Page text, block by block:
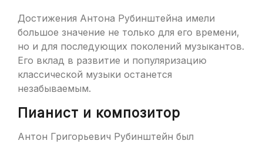
Достижения Антона Рубинштейна имели
большое значение не только для его времени,
но и для последующих поколений музыкантов.
Его вклад в развитие и популяризацию
классической музыки останется
незабываемым.
Пианист и композитор
Антон Григорьевич Рубинштейн был